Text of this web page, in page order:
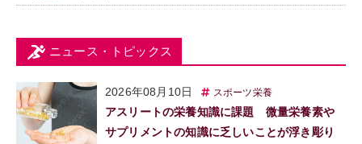
ニュース・トピックス
2026年08月10日 スポーツ栄養
アスリートの栄養知識に課題 微量栄養素や
サプリメントの知識に乏しいことが浮き彫り